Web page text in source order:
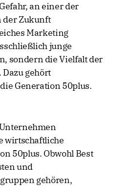
an einer der
der Zukunft
Marketing
junge
sondern die Vielfalt der
gehört
Generation 50plus.
wirtschaftliche
50plus. Obwohl Best
und
gehören,